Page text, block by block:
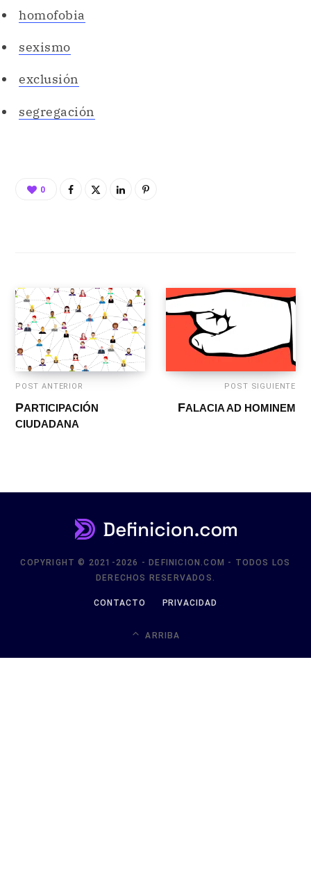
homofobia
sexismo
exclusión
segregación
0
POST ANTERIOR
PARTICIPACIÓN
CIUDADANA
POST SIGUIENTE
FALACIA AD HOMINEM
COPYRIGHT © 2021-2026 - DEFINICION.COM - TODOS LOS
DERECHOS RESERVADOS.
CONTACTO PRIVACIDAD
ARRIBA